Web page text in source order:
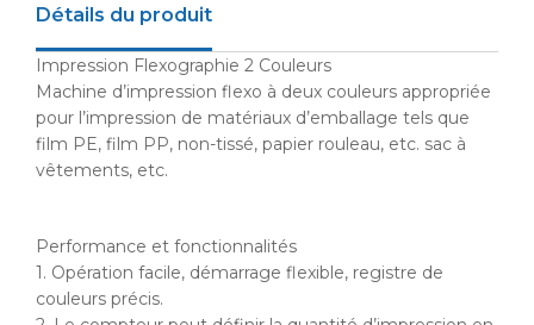
Détails du produit
Impression Flexographie 2 Couleurs
Machine d’impression flexo à deux couleurs appropriée
pour l’impression de matériaux d’emballage tels que
film PE, film PP, non-tissé, papier rouleau, etc. sac à
vêtements, etc.
Performance et fonctionnalités
1. Opération facile, démarrage flexible, registre de
couleurs précis.